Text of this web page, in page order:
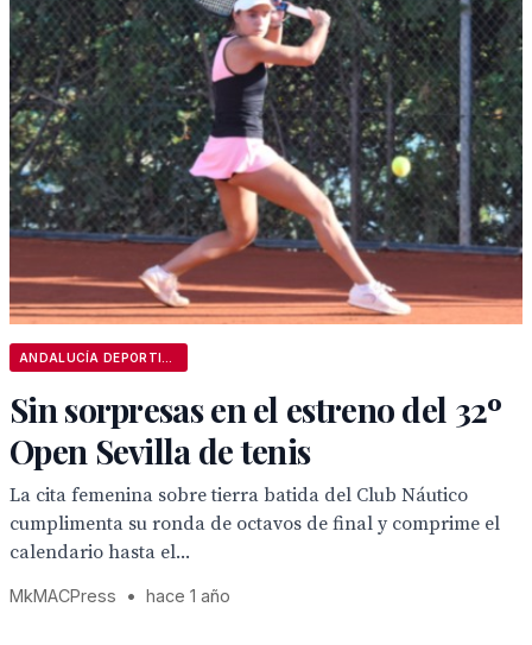
Sin sorpresas en el estreno del 32º
Open Sevilla de tenis
La cita femenina sobre tierra batida del Club Náutico
cumplimenta su ronda de octavos de final y comprime el
calendario hasta el...
MkMACPress • hace 1 año